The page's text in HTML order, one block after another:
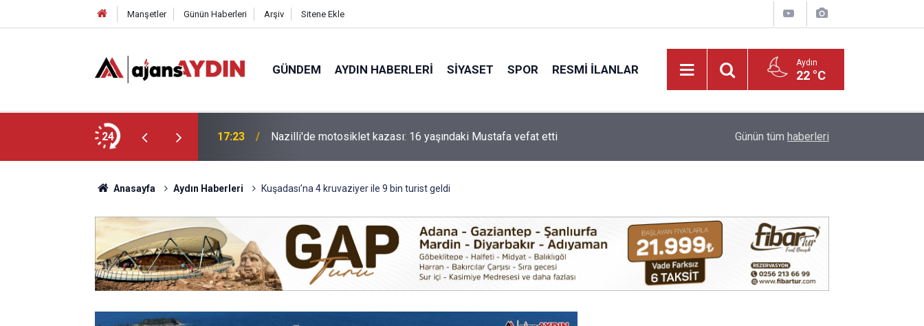
Manşetler Günün Haberleri Arşiv Sitene Ekle
GÜNDEM AYDIN HABERLERI SIYASET SPOR RESMI İLANLAR Aydın
22 °C
24 17:23 Nazilli'de motosiklet kazası: 16 yaşındaki Mustafa vefat etti Kuyucak'ta 5 dekar kestanelik yandı
Günün tüm haberleri
Anasayfa Aydın Haberleri Kuşadası’na 4 kruvaziyer ile 9 bin turist geldi